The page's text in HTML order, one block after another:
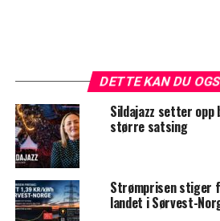
DETTE KAN DU
Sildajazz setter
større satsing
Strømprisen stiger
landet i Sørvest-